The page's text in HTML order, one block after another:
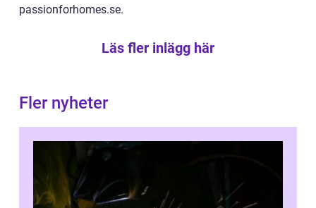
passionforhomes.se.
Läs fler inlägg här
Fler nyheter